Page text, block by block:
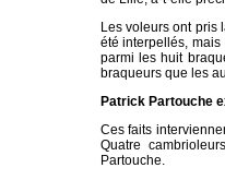
Les voleurs ont pris
été interpellés,
parmi les huit
braqueurs que les
Patrick Partouche
Ces faits
Quatre
Partouche.